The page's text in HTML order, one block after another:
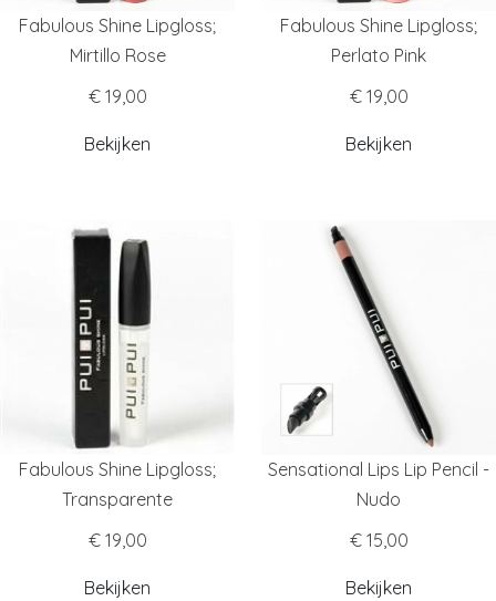
Fabulous Shine Lipgloss;
Mirtillo Rose
€ 19,00
Bekijken
Fabulous Shine Lipgloss;
Perlato Pink
€ 19,00
Bekijken
Fabulous Shine Lipgloss;
Transparente
€ 19,00
Bekijken
Sensational Lips Lip Pencil -
Nudo
€ 15,00
Bekijken